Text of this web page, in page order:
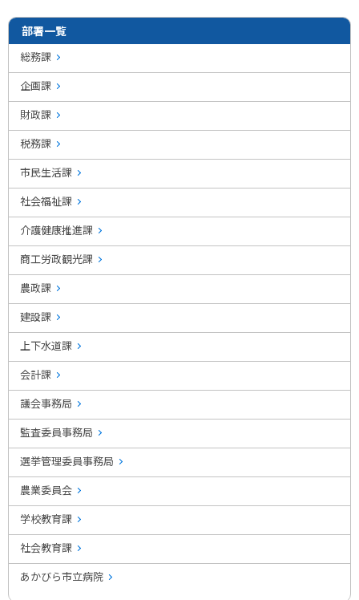
部署一覧
総務課
企画課
財政課
税務課
市民生活課
社会福祉課
介護健康推進課
商工労政観光課
農政課
建設課
上下水道課
会計課
議会事務局
監査委員事務局
選挙管理委員事務局
農業委員会
学校教育課
社会教育課
あかびら市立病院